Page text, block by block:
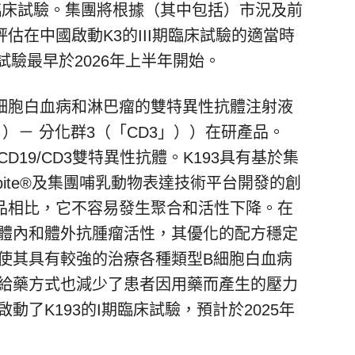
試驗。集團將根據（其中包括）市況及前
在中國啟動K3的III期臨床試驗的適當時
最早於2026年上半年開始。
白血病和淋巴瘤的雙特異性抗體注射液
－ 分化群3（「CD3」））在研產品。
CD3雙特異性抗體。K193具有基於集
及集團哺乳動物表達技術平台開發的創
比，它不容易發生聚合和活性下降。在
內和體外抗腫瘤活性，其優化的配方穩定
其具有較強的治療各種類型B細胞白血病
藥方式也減少了患者因用藥而產生的壓力
動了K193的I期臨床試驗，預計於2025年